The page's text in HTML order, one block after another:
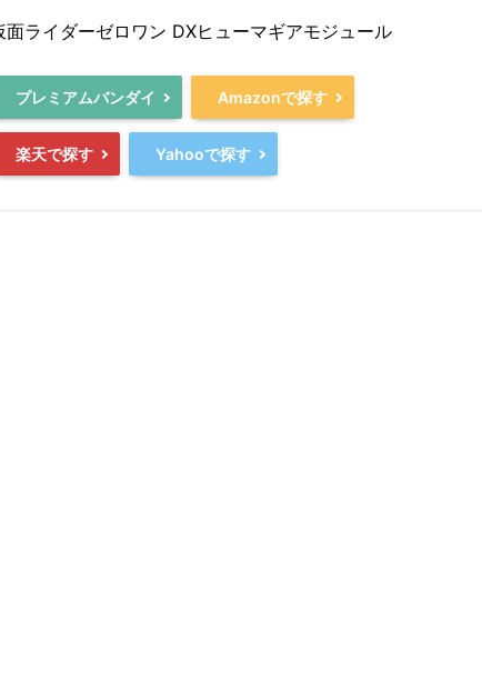
面ライダーゼロワン DXヒューマギアモジュール
プレミアムバンダイ Amazonで探す
楽天で探す Yahooで探す